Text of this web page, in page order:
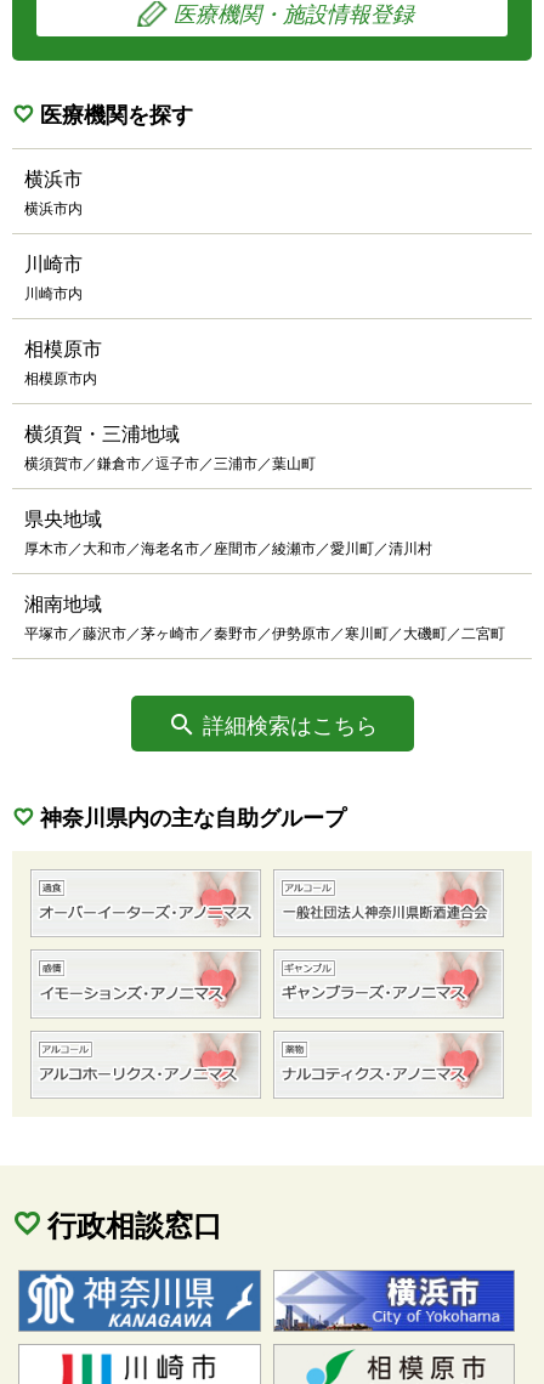
医療機関・施設情報登録
医療機関を探す
横浜市
横浜市内
川崎市
川崎市内
相模原市
相模原市内
横須賀・三浦地域
横須賀市／鎌倉市／逗子市／三浦市／葉山町
県央地域
厚木市／大和市／海老名市／座間市／綾瀬市／愛川町／清川村
湘南地域
平塚市／藤沢市／茅ヶ崎市／秦野市／伊勢原市／寒川町／大磯町／二宮町
詳細検索はこちら
神奈川県内の主な自助グループ
行政相談窓口